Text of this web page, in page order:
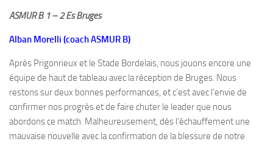
ASMUR B 1 – 2 Es Bruges
Alban Morelli (coach ASMUR B)
Après Prigonrieux et le Stade Bordelais, nous jouons encore une
équipe de haut de tableau avec la réception de Bruges. Nous
restons sur deux bonnes performances, et c’est avec l’envie de
confirmer nos progrès et de faire chuter le leader que nous
abordons ce match. Malheureusement, dès l’échauffement une
mauvaise nouvelle avec la confirmation de la blessure de notre